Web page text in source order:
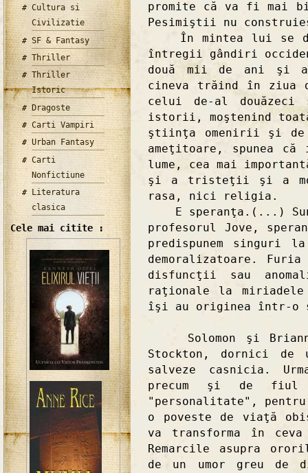
Cultura si
Civilizatie
SF & Fantasy
Thriller
Thriller
Istoric
Dragoste
Carti Vampiri
Urban Fantasy
Carti
Nonfictiune
Literatura
clasica
Cele mai citite :
promite că va fi mai
Pesimiştii nu
În mintea lui se
întregii gândiri
două mii de ani şi
cineva trăind în ziua
celui de-al
istorii, moştenind
ştiinţa omenirii şi de
ameţitoare, spunea
lume, cea mai
şi a tristeţii şi a
rasa, nici religia.
E speranţa.(...)
profesorul Jove,
predispunem singuri
demoralizatoare.
disfuncţii sau
raţionale la miriadele
îşi au originea într-o
Solomon şi
Stockton, dornici de
salveze casnicia.
precum şi de fiul
"personalitate",
o poveste de viaţă
va transforma în
Remarcile asupra
de un umor greu de